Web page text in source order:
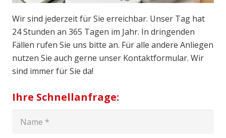
Wir sind jederzeit für Sie erreichbar. Unser Tag hat
24 Stunden an 365 Tagen im Jahr. In dringenden
Fällen rufen Sie uns bitte an. Für alle andere Anliegen
nutzen Sie auch gerne unser Kontaktformular. Wir
sind immer für Sie da!
Ihre Schnellanfrage: